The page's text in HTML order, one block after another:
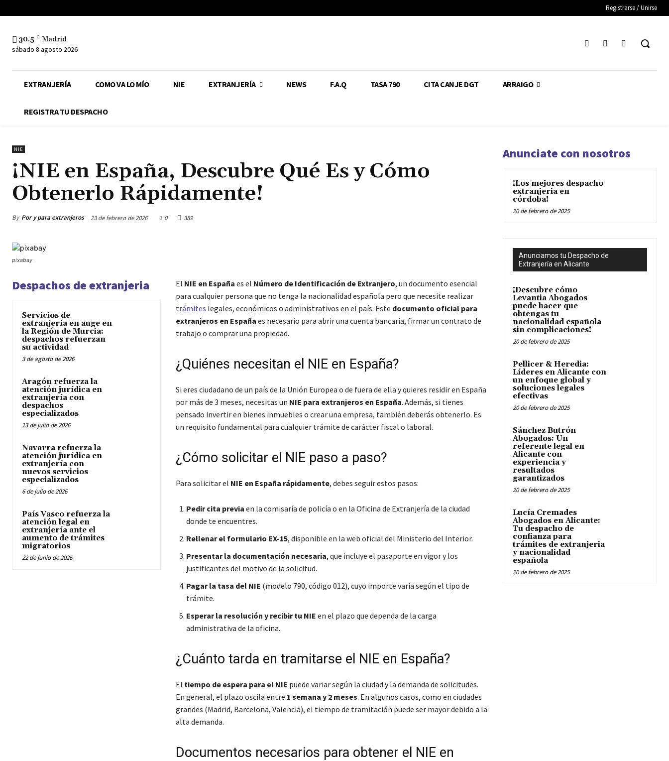
Registrarse / Unirse
30.5 C Madrid
sábado 8 agosto 2026
EXTRANJERÍA COMO VA LO MÍO NIE EXTRANJERÍA NEWS F.A.Q TASA 790 CITA CANJE DGT ARRAIGO
REGISTRA TU DESPACHO
NIE
¡NIE en España, Descubre Qué Es y Cómo
Obtenerlo Rápidamente!
By Por y para extranjeros 23 de febrero de 2026 0 389
pixabay
Despachos de extranjeria
Servicios de
extranjería en auge en
la Región de Murcia:
despachos refuerzan
su actividad
3 de agosto de 2026
Aragón refuerza la
atención jurídica en
extranjería con
despachos
especializados
13 de julio de 2026
Navarra refuerza la
atención jurídica en
extranjería con
nuevos servicios
especializados
6 de julio de 2026
País Vasco refuerza la
atención legal en
extranjería ante el
aumento de trámites
migratorios
22 de junio de 2026
El NIE en España es el Número de Identificación de Extranjero, un documento esencial
para cualquier persona que no tenga la nacionalidad española pero que necesite realizar
trámites legales, económicos o administrativos en el país. Este documento oficial para
extranjeros en España es necesario para abrir una cuenta bancaria, firmar un contrato de
trabajo o comprar una propiedad.
¿Quiénes necesitan el NIE en España?
Si eres ciudadano de un país de la Unión Europea o de fuera de ella y quieres residir en España
por más de 3 meses, necesitas un NIE para extranjeros en España. Además, si tienes
pensado invertir en bienes inmuebles o crear una empresa, también deberás obtenerlo. Es
un requisito fundamental para cualquier trámite de carácter fiscal o laboral.
¿Cómo solicitar el NIE paso a paso?
Para solicitar el NIE en España rápidamente, debes seguir estos pasos:
Pedir cita previa en la comisaría de policía o en la Oficina de Extranjería de la ciudad
donde te encuentres.
Rellenar el formulario EX-15, disponible en la web oficial del Ministerio del Interior.
Presentar la documentación necesaria, que incluye el pasaporte en vigor y los
justificantes del motivo de la solicitud.
Pagar la tasa del NIE (modelo 790, código 012), cuyo importe varía según el tipo de
trámite.
Esperar la resolución y recibir tu NIE en el plazo que dependa de la carga
administrativa de la oficina.
¿Cuánto tarda en tramitarse el NIE en España?
El tiempo de espera para el NIE puede variar según la ciudad y la demanda de solicitudes.
En general, el plazo oscila entre 1 semana y 2 meses. En algunos casos, como en ciudades
grandes (Madrid, Barcelona, Valencia), el tiempo de tramitación puede ser mayor debido a la
alta demanda.
Documentos necesarios para obtener el NIE en
Anunciate con nosotros
¡Los mejores despacho
extranjeria en
córdoba!
20 de febrero de 2025
Anunciamos tu Despacho de
Extranjería en Alicante
¡Descubre cómo
Levantia Abogados
puede hacer que
obtengas tu
nacionalidad española
sin complicaciones!
20 de febrero de 2025
Pellicer & Heredia:
Líderes en Alicante con
un enfoque global y
soluciones legales
efectivas
20 de febrero de 2025
Sánchez Butrón
Abogados: Un
referente legal en
Alicante con
experiencia y
resultados
garantizados
20 de febrero de 2025
Lucía Cremades
Abogados en Alicante:
Tu despacho de
confianza para
trámites de extranjeria
y nacionalidad
española
20 de febrero de 2025